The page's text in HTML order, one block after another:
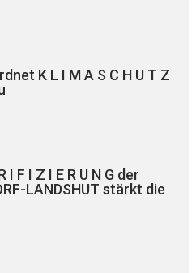
K L I M A S C H U T Z
I F I Z I E R U N G der
LANDSHUT stärkt die